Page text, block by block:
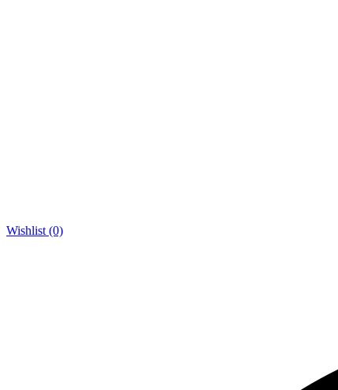
Wishlist (0)